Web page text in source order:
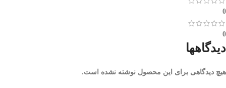
0
0
دیدگاهها
هیچ دیدگاهی برای این محصول نوشته نشده است.